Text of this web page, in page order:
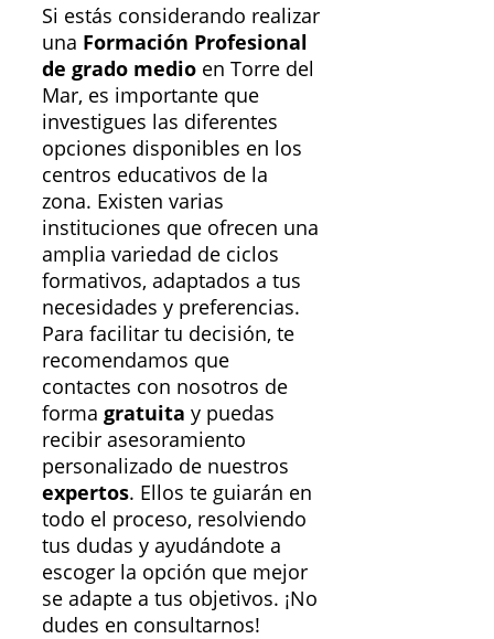
Si estás considerando realizar
una Formación Profesional
de grado medio en Torre del
Mar, es importante que
investigues las diferentes
opciones disponibles en los
centros educativos de la
zona. Existen varias
instituciones que ofrecen una
amplia variedad de ciclos
formativos, adaptados a tus
necesidades y preferencias.
Para facilitar tu decisión, te
recomendamos que
contactes con nosotros de
forma gratuita y puedas
recibir asesoramiento
personalizado de nuestros
expertos. Ellos te guiarán en
todo el proceso, resolviendo
tus dudas y ayudándote a
escoger la opción que mejor
se adapte a tus objetivos. ¡No
dudes en consultarnos!